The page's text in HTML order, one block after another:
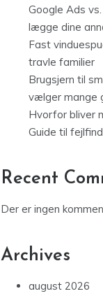
Google Ads
lægge dine
Fast
travle familier
Brugsjern til
vælger mange
Hvorfor bliver
Guide til
Recent
Der er ingen
Archives
august 2026